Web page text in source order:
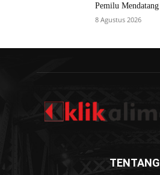
Pemilu Mendatang
8 Agustus 2026
TENTANG